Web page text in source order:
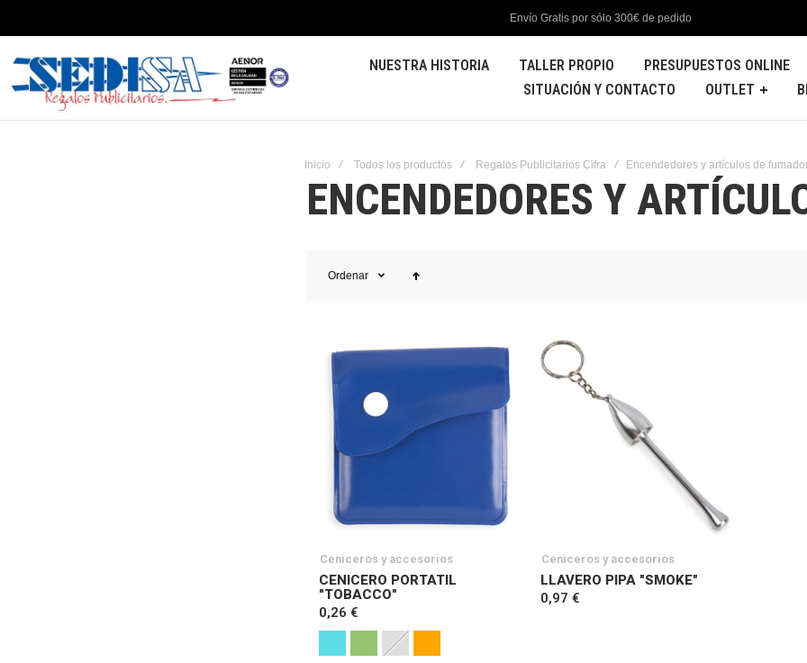
Envío Gratis por sólo 300€ de pedido
NUESTRA HISTORIA TALLER PROPIO PRESUPUESTOS ONLINE
SITUACIÓN Y CONTACTO
OUTLET
Inicio Todos los productos Regalos Publicitarios Cifra Encendedores y artículos de
ENCENDEDORES Y
Ordenar
Ceniceros y accesorios
CENICERO PORTATIL
"TOBACCO"
0,26 €
Ceniceros y accesorios
LLAVERO PIPA "SMOKE"
0,97 €